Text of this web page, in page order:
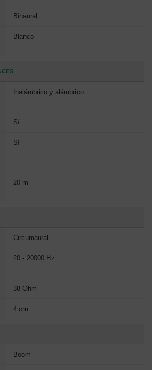
Binaural
Blanco
Inalámbrico y alámbrico
Sí
Sí
20 m
Circumaural
20 - 20000 Hz
38 Ohm
4 cm
Boom